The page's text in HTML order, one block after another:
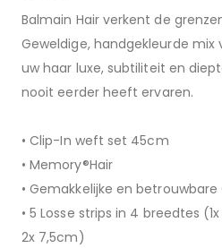
Balmain Hair verkent de
Geweldige, handgekleurde
uw haar luxe, subtiliteit en
nooit eerder heeft ervaren.
• Clip-In weft set 45cm
• Memory®Hair
• Gemakkelijke en
• 5 Losse strips in 4 breedtes
2x 7,5cm)